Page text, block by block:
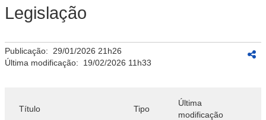
Legislação
Publicação: 29/01/2026 21h26
Última modificação: 19/02/2026 11h33
Título Tipo
Última
modificação